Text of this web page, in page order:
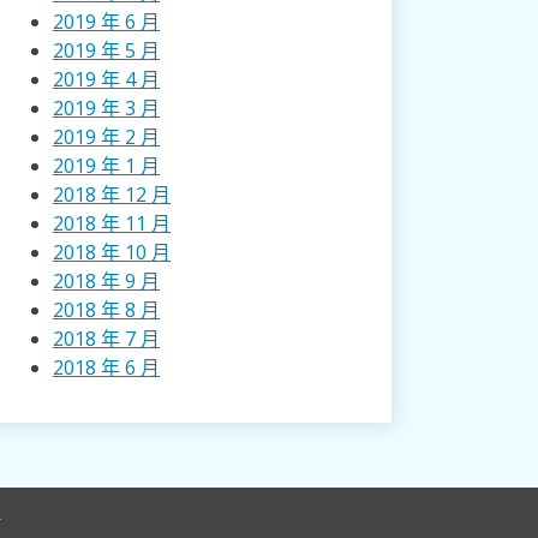
2019 年 6 月
2019 年 5 月
2019 年 4 月
2019 年 3 月
2019 年 2 月
2019 年 1 月
2018 年 12 月
2018 年 11 月
2018 年 10 月
2018 年 9 月
2018 年 8 月
2018 年 7 月
2018 年 6 月